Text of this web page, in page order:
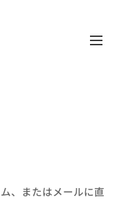
、またはメールに直